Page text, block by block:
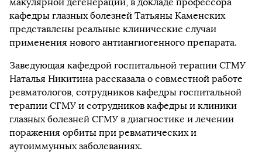
кафедры глазных болезней Татьяны Каменских
представлены реальные клинические случаи
применения нового антиангиогенного препарата.
Заведующая кафедрой госпитальной терапии СГМУ
Наталья Никитина рассказала о совместной работе
ревматологов, сотрудников кафедры госпитальной
терапии СГМУ и сотрудников кафедры и клиники
глазных болезней СГМУ в диагностике и лечении
поражения орбиты при ревматических и
аутоиммунных заболеваниях.